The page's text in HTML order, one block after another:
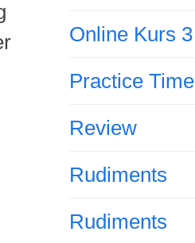
Online Kurs 3
Practice Time
Review
Rudiments
Rudiments